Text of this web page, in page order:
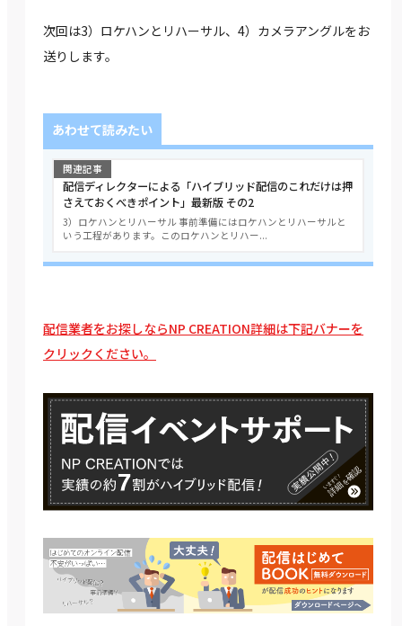
次回は3）ロケハンとリハーサル、4）カメラアングルをお
送りします。
あわせて読みたい
関連記事
配信ディレクターによる「ハイブリッド配信のこれだけは押
さえておくべきポイント」最新版 その2
3）ロケハンとリハーサル 事前準備にはロケハンとリハーサルと
いう工程があります。このロケハンとリハー...
配信業者をお探しならNP CREATION詳細は下記バナーを
クリックください。